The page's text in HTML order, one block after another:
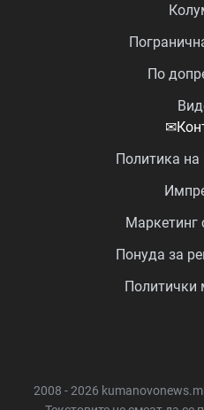
По
✉
Политика на
Маркетинг
Понуда за
Политички
2008 - 2026